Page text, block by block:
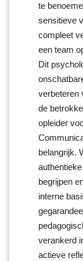
te
sensitieve
compleet
een team
Dit
verbeteren
de
opleider
belangrijk.
begrijpen
interne
verankerd
actieve